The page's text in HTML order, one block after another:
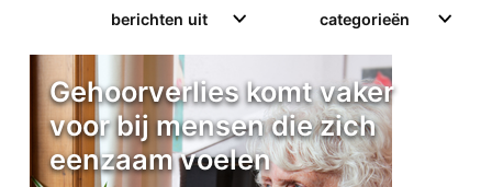
berichten uit categorieën
Gehoorverlies komt vaker
voor bij mensen die zich
eenzaam voelen